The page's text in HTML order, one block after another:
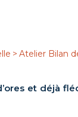
> Atelier Bilan
et déjà